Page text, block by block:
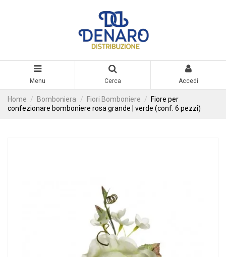
Menu Cerca Accedi
Home Bomboniera Fiori Bomboniere
Fiore per
confezionare bomboniere rosa grande | verde (conf. 6 pezzi)